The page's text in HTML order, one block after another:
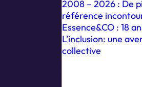
2008 – 2026 : De
référence
Essence&CO : 18
L’inclusion: une
collective